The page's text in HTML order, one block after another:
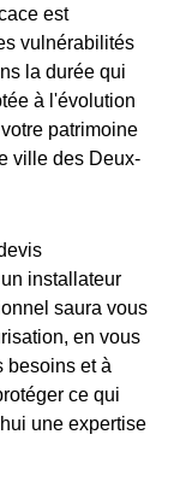
est
vulnérabilités
la durée qui
à l'évolution
patrimoine
ville des Deux-
installateur
saura vous
en vous
besoins et à
ce qui
une expertise